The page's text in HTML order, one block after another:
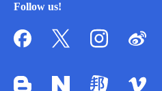
Follow us!